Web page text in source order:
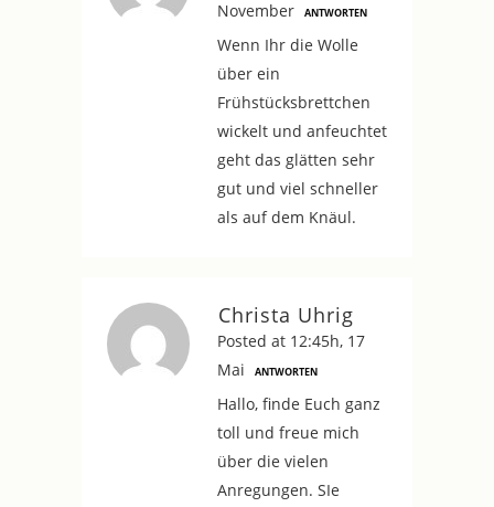
November
ANTWORTEN
Wenn Ihr die Wolle
über ein
Frühstücksbrettchen
wickelt und anfeuchtet
geht das glätten sehr
gut und viel schneller
als auf dem Knäul.
Christa Uhrig
Posted at 12:45h, 17
Mai
ANTWORTEN
Hallo, finde Euch ganz
toll und freue mich
über die vielen
Anregungen. SIe